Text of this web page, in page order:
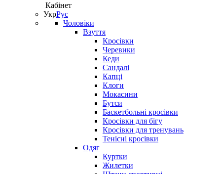
Кабінет
УкрРус
Чоловіки
Взуття
Кросівки
Черевики
Кеди
Сандалі
Капці
Клоги
Мокасини
Бутси
Баскетбольні кросівки
Кросівки для бігу
Кросівки для тренувань
Тенісні кросівки
Одяг
Куртки
Жилетки